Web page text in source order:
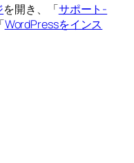
を開き、「サポート-
WordPressをインス